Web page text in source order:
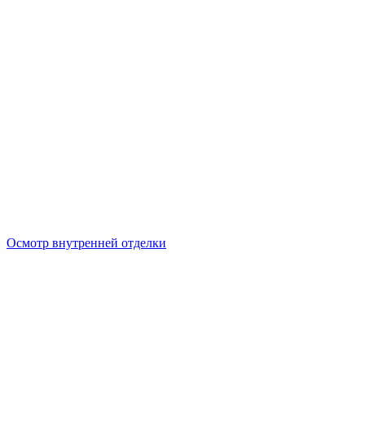
Осмотр внутренней отделки